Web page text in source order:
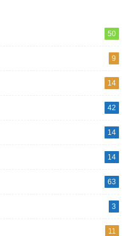
50
9
14
42
14
14
63
3
11